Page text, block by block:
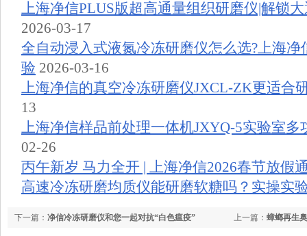
上海净信PLUS版超高通量组织研磨仪|解锁
2026-03-17
全自动浸入式液氮冷冻研磨仪怎么选?上海
验 2026-03-16
上海净信的真空冷冻研磨仪JXCL-ZK更适合
13
上海净信样品前处理一体机JXYQ-5实验室
02-26
丙午新岁 马力全开 | 上海净信2026春节放假
高速冷冻研磨均质仪能研磨软糖吗？实操实
上一篇： 蟑螂再生
下一篇： 净信冷冻研磨仪和您一起对抗“白色瘟疫”